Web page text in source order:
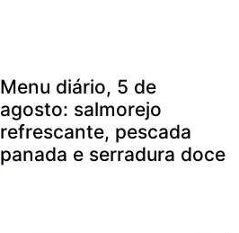
Menu diário, 5 de
agosto: salmorejo
refrescante, pescada
panada e serradura doce